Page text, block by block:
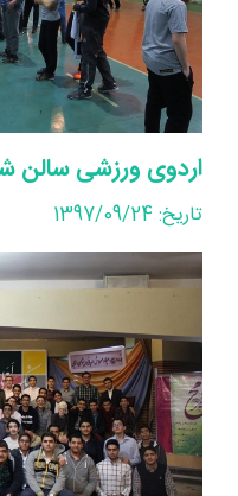
اردوی ورزشی سالن
تاریخ: 1397/09/24